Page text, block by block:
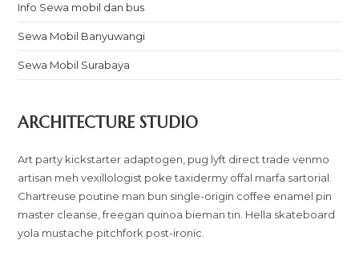
Info Sewa mobil dan bus
Sewa Mobil Banyuwangi
Sewa Mobil Surabaya
ARCHITECTURE STUDIO
Art party kickstarter adaptogen, pug lyft direct trade venmo
artisan meh vexillologist poke taxidermy offal marfa sartorial.
Chartreuse poutine man bun single-origin coffee enamel pin
master cleanse, freegan quinoa bieman tin. Hella skateboard
yola mustache pitchfork post-ironic.